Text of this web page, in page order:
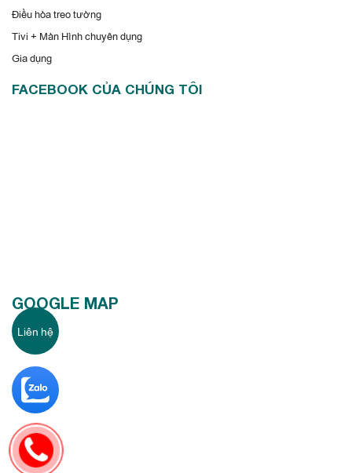
Điều hòa treo tường
Tivi + Màn Hình chuyên dụng
Gia dụng
FACEBOOK CỦA CHÚNG TÔI
GOOGLE MAP
Liên hệ